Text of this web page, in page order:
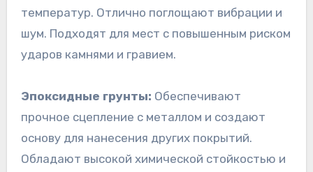
температур. Отлично поглощают вибрации и
шум. Подходят для мест с повышенным риском
ударов камнями и гравием.
Эпоксидные грунты: Обеспечивают
прочное сцепление с металлом и создают
основу для нанесения других покрытий.
Обладают высокой химической стойкостью и